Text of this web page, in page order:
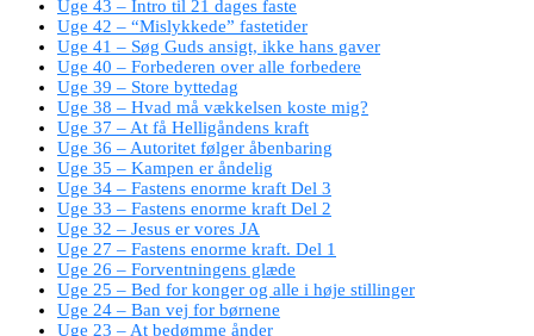
Uge 43 – Intro til 21 dages faste
Uge 42 – “Mislykkede” fastetider
Uge 41 – Søg Guds ansigt, ikke hans gaver
Uge 40 – Forbederen over alle forbedere
Uge 39 – Store byttedag
Uge 38 – Hvad må vækkelsen koste mig?
Uge 37 – At få Helligåndens kraft
Uge 36 – Autoritet følger åbenbaring
Uge 35 – Kampen er åndelig
Uge 34 – Fastens enorme kraft Del 3
Uge 33 – Fastens enorme kraft Del 2
Uge 32 – Jesus er vores JA
Uge 27 – Fastens enorme kraft. Del 1
Uge 26 – Forventningens glæde
Uge 25 – Bed for konger og alle i høje stillinger
Uge 24 – Ban vej for børnene
Uge 23 – At bedømme ånder